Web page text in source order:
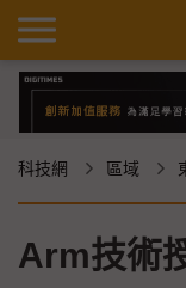
科技網 區域
Arm技術